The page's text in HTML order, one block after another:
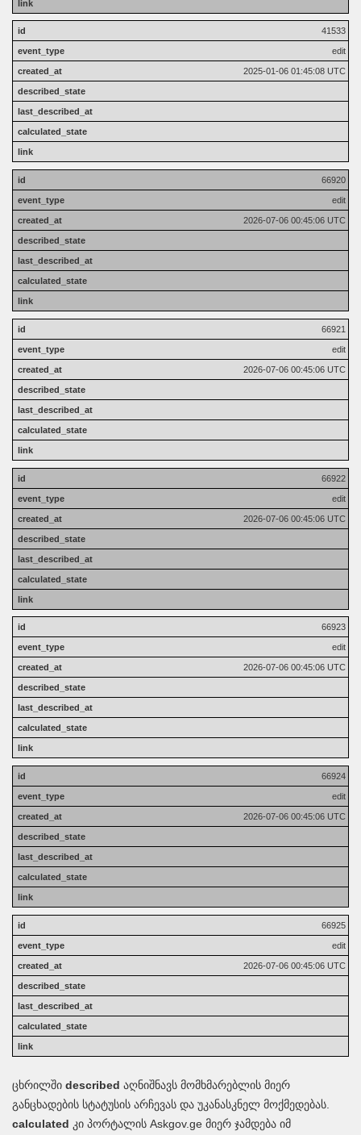
41533
edit
2025-01-06 01:45:08 UTC
66920
edit
2026-07-06 00:45:06 UTC
66921
edit
2026-07-06 00:45:06 UTC
66922
edit
2026-07-06 00:45:06 UTC
66923
edit
2026-07-06 00:45:06 UTC
66924
edit
2026-07-06 00:45:06 UTC
66925
edit
2026-07-06 00:45:06 UTC
ცხრილში described აღნიშნავს მომხმარებლის მიერ
განცხადების სტატუსის არჩევას და უკანასკნელ მოქმედებას.
calculated კი პორტალის Askgov.ge მიერ ჯამდება იმ